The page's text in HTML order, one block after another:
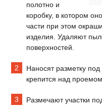
полотно и
коробку, в котором
части при этом
изделия. Удаляют
поверхностей.
Наносят разметку под
крепится над проемом.
Размечают участки